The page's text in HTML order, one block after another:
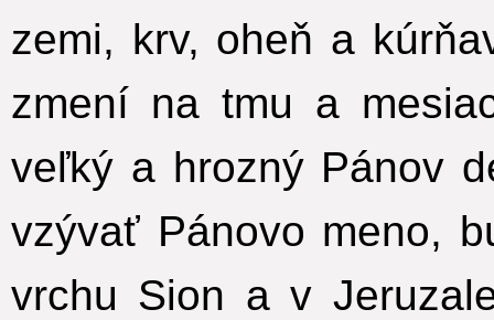
zemi, krv, oheň a
zmení na tmu a
veľký a hrozný Pánov
vzývať Pánovo meno,
vrchu Sion a v